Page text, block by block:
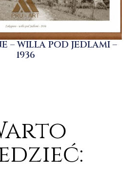
– WILLA POD JEDLAMI –
1936